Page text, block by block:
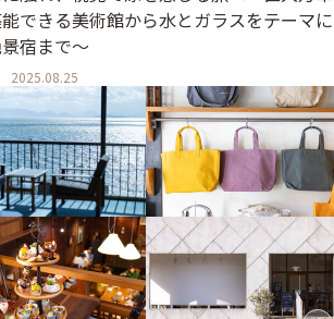
できる美術館から水とガラスをテーマに
宿まで～
2025.08.25